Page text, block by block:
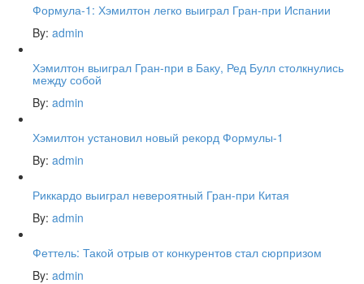
Формула-1: Хэмилтон легко выиграл Гран-при Испании
By: admin
Хэмилтон выиграл Гран-при в Баку, Ред Булл столкнулись
между собой
By: admin
Хэмилтон установил новый рекорд Формулы-1
By: admin
Риккардо выиграл невероятный Гран-при Китая
By: admin
Феттель: Такой отрыв от конкурентов стал сюрпризом
By: admin